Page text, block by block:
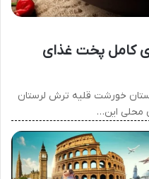
کامل پخت غذای
خورشت قلیه ترش لرستان
محلی این…